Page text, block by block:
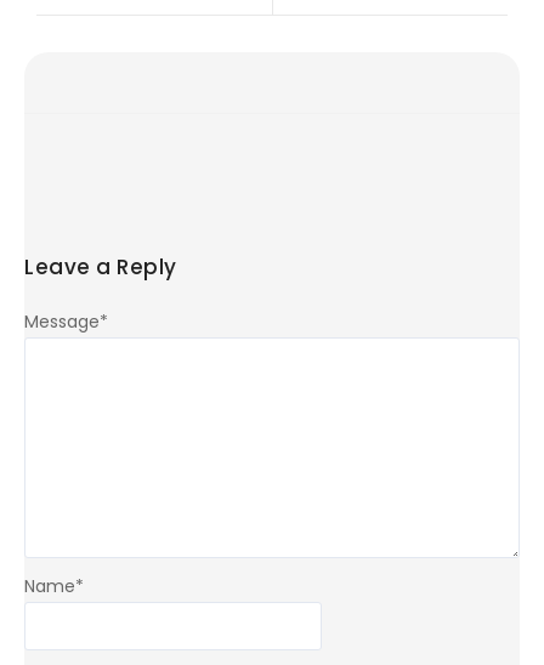
Leave a Reply
Message*
Name*